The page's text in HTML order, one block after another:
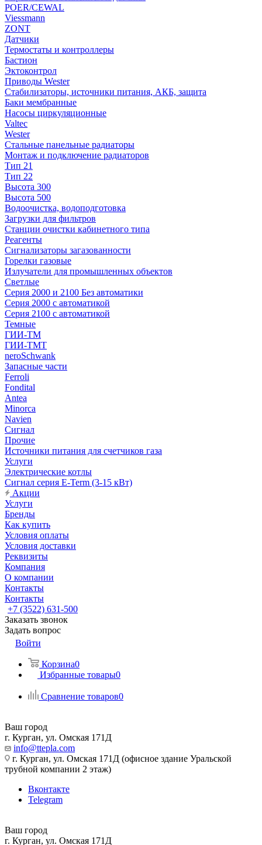
POER/CEWAL
Viessmann
ZONT
Датчики
Термостаты и контроллеры
Бастион
Эктоконтрол
Приводы Wester
Стабилизаторы, источники питания, АКБ, защита
Баки мембранные
Насосы циркуляционные
Valtec
Wester
Стальные панельные радиаторы
Монтаж и подключение радиаторов
Тип 21
Тип 22
Высота 300
Высота 500
Водоочистка, водоподготовка
Загрузки для фильтров
Станции очистки кабинетного типа
Реагенты
Сигнализаторы загазованности
Горелки газовые
Излучатели для промышленных объектов
Светлые
Серия 2000 и 2100 Без автоматики
Серия 2000 с автоматикой
Серия 2100 с автоматикой
Темные
ГИИ-ТМ
ГИИ-ТМТ
neroSchwank
Запасные части
Ferroli
Fondital
Antea
Minorca
Navien
Сигнал
Прочие
Источники питания для счетчиков газа
Услуги
Электрические котлы
Сигнал серия E-Term (3-15 кВт)
Акции
Услуги
Бренды
Как купить
Условия оплаты
Условия доставки
Реквизиты
Компания
О компании
Контакты
Контакты
+7 (3522) 631-500
Заказать звонок
Задать вопрос
Войти
Корзина0
Избранные товары0
Сравнение товаров0
Ваш город
г. Курган, ул. Омская 171Д
info@ttepla.com
г. Курган, ул. Омская 171Д (офисное здание Уральской
трубной компании 2 этаж)
Вконтакте
Telegram
Ваш город
г. Курган, ул. Омская 171Д